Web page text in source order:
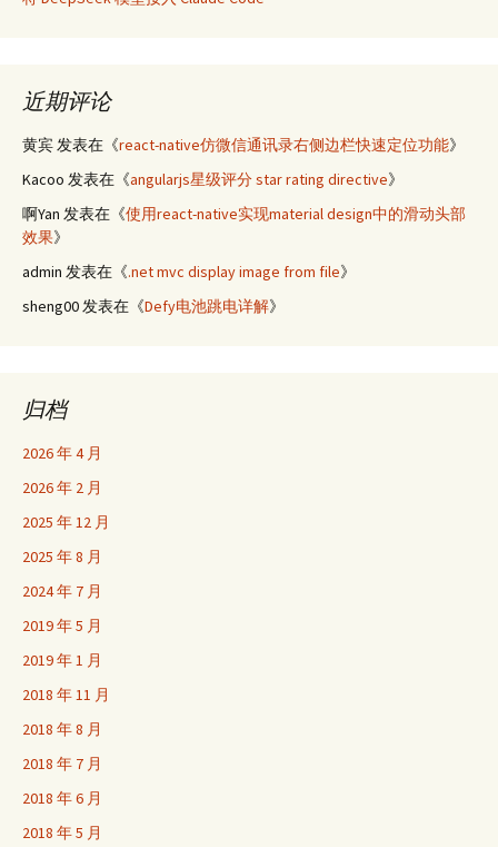
近期评论
黄宾发表在《react-native仿微信通讯录右侧边栏快速定位功能》
Kacoo 发表在《angularjs星级评分 star rating directive》
啊Yan 发表在《使用react-native实现material design中的滑动头部
效果》
admin 发表在《.net mvc display image from file》
sheng00发表在《Defy电池跳电详解》
归档
2026 年 4 月
2026 年 2 月
2025 年 12 月
2025 年 8 月
2024 年 7 月
2019 年 5 月
2019 年 1 月
2018 年 11 月
2018 年 8 月
2018 年 7 月
2018 年 6 月
2018 年 5 月